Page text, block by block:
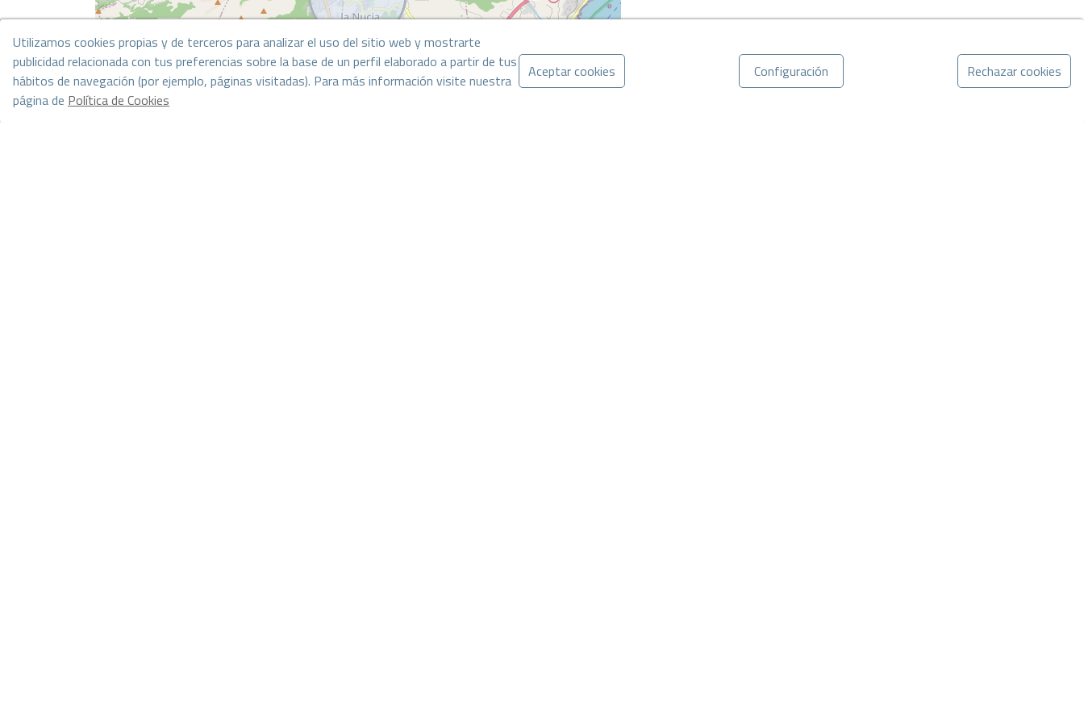
para residencia permanente como para escapadas de fin de semana. ¡No te pierdas la
oportunidad de visitarlo!
Utilizamos cookies propias y de terceros para analizar el uso del sitio web y mostrarte
publicidad relacionada con tus preferencias sobre la base de un perfil elaborado a partir de tus
hábitos de navegación (por ejemplo, páginas visitadas). Para más información visite nuestra
página de Política de Cookies
Aceptar cookies Configuración Rechazar cookies